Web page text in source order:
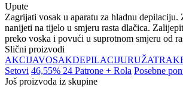
Upute
Zagrijati vosak u aparatu za hladnu depilaciju.
nanijeti na tijelo u smjeru rasta dlačica.
preko voska i povući u suprotnom smjeru od
Slični proizvodi
AKCIJAVOSAKDEPILACIJURUŽA
Setovi 46,55% 24 Patrone + Rola Posebne
Još proizvoda iz skupine